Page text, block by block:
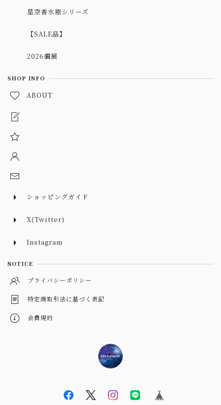
星空香水瓶シリーズ
【SALE品】
2026個展
SHOP INFO
ABOUT
ショッピングガイド
X(Twitter)
Instagram
NOTICE
プライバシーポリシー
特定商取引法に基づく表記
会員規約